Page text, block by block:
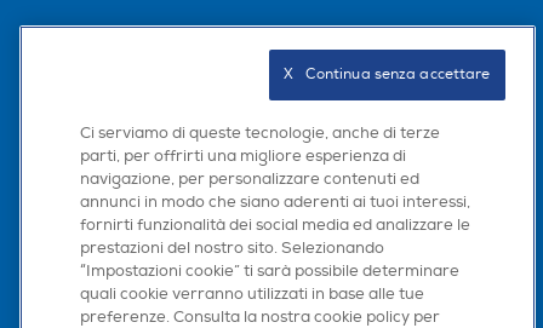
Scarica la nostra app
Ci serviamo di queste tecnologie, anche di terze
parti, per offrirti una migliore esperienza di
navigazione, per personalizzare contenuti ed
annunci in modo che siano aderenti ai tuoi interessi,
fornirti funzionalità dei social media ed analizzare le
prestazioni del nostro sito. Selezionando
“Impostazioni cookie” ti sarà possibile determinare
quali cookie verranno utilizzati in base alle tue
preferenze. Consulta la nostra cookie policy per
X   Continua senza accettare